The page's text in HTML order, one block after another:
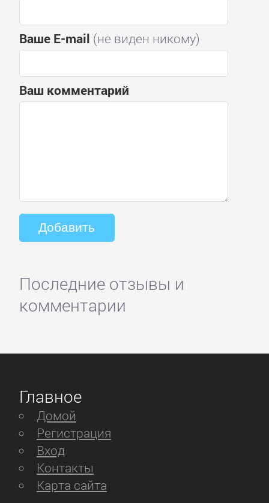
Ваше E-mail (не виден никому)
Ваш комментарий
Последние отзывы и
комментарии
Главное
Домой
Регистрация
Вход
Контакты
Карта сайта